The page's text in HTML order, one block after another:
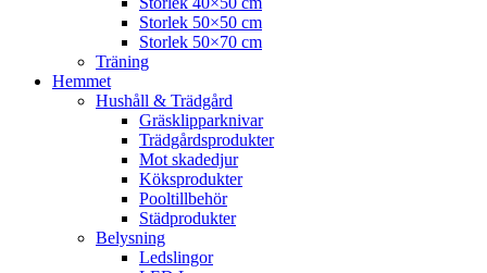
Storlek 50×50 cm
Storlek 50×70 cm
Träning
Hemmet
Hushåll & Trädgård
Gräsklipparknivar
Trädgårdsprodukter
Mot skadedjur
Köksprodukter
Pooltillbehör
Städprodukter
Belysning
Ledslingor